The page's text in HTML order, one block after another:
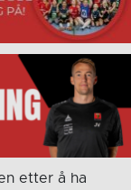
etter å ha